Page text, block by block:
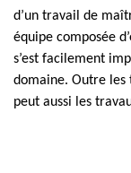
d’un travail de
équipe composée
s’est facilement
domaine. Outre les
peut aussi les